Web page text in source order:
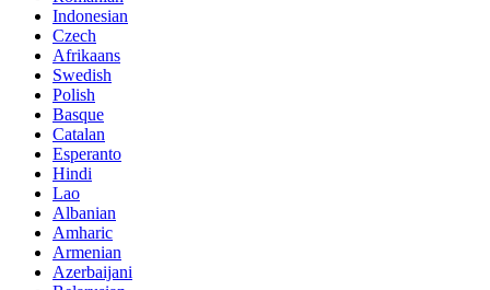
Indonesian
Czech
Afrikaans
Swedish
Polish
Basque
Catalan
Esperanto
Hindi
Lao
Albanian
Amharic
Armenian
Azerbaijani